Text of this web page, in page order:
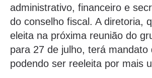
administrativo, financeiro e
do conselho fiscal. A diretoria,
eleita na próxima reunião do
para 27 de julho, terá mandato
podendo ser reeleita por mais